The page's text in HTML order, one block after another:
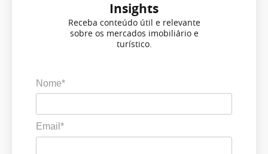
Insights
Receba conteúdo útil e relevante
sobre os mercados imobiliário e
turístico.
Nome*
Email*